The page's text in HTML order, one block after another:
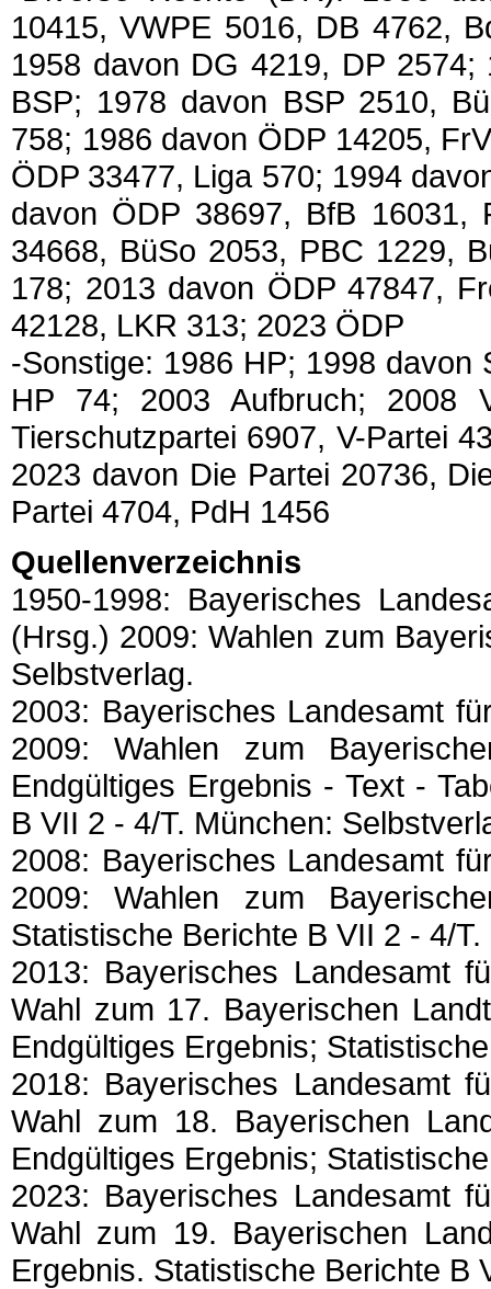
10415, VWPE 5016, DB 4762,
1958 davon DG 4219, DP
BSP; 1978 davon BSP 2510,
758; 1986 davon ÖDP 14205,
ÖDP 33477, Liga 570; 1994
davon ÖDP 38697, BfB 16031,
34668, BüSo 2053, PBC 1229,
178; 2013 davon ÖDP 47847,
42128, LKR 313; 2023 ÖDP
-Sonstige: 1986 HP; 1998 davon
HP 74; 2003 Aufbruch; 2008
Tierschutzpartei 6907, V-Partei
2023 davon Die Partei 20736,
Partei 4704, PdH 1456
Quellenverzeichnis
1950-1998: Bayerisches
(Hrsg.) 2009: Wahlen zum
Selbstverlag.
2003: Bayerisches Landesamt
2009: Wahlen zum
Endgültiges Ergebnis - Text -
B VII 2 - 4/T. München:
2008: Bayerisches Landesamt
2009: Wahlen zum
Statistische Berichte B VII 2 - 4/
2013: Bayerisches Landesamt
Wahl zum 17. Bayerischen
Endgültiges Ergebnis;
2018: Bayerisches Landesamt
Wahl zum 18. Bayerischen
Endgültiges Ergebnis;
2023: Bayerisches Landesamt
Wahl zum 19. Bayerischen
Ergebnis. Statistische Berichte B